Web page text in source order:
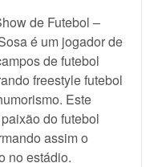
de Futebol –
é um jogador de
de futebol
freestyle futebol
Este
do futebol
assim o
no estádio.